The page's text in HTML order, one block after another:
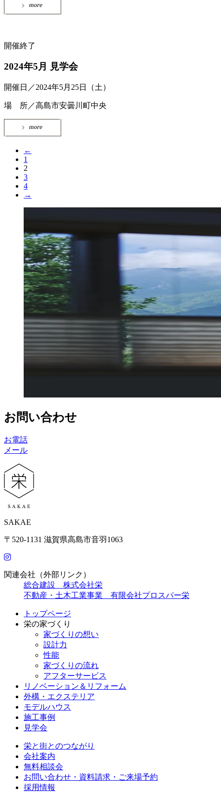
開催終了
2024年5月 見学会
開催日／2024年5月25日（土）
場 所／高島市安曇川町中央
←
1
2
3
4
→
お問い合わせ
お電話
メール
SAKAE
〒520-1131 滋賀県高島市音羽1063
関連会社（外部リンク）
総合建設 株式会社栄
不動産・土木工業事業 有限会社プロスパー栄
トップページ
栄の家づくり
家づくりの想い
設計力
性能
家づくりの流れ
アフターサービス
リノベーション＆リフォーム
外構・エクステリア
モデルハウス
施工事例
見学会
栄と街とのつながり
会社案内
無料相談会
お問い合わせ・資料請求・ご来場予約
採用情報